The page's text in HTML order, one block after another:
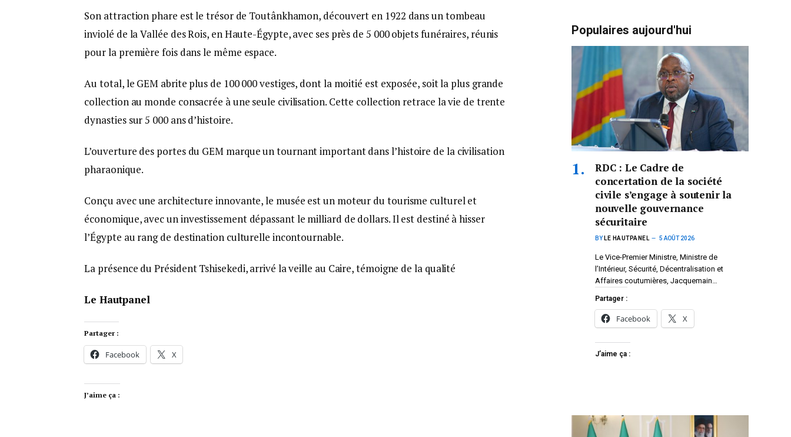
Son attraction phare est le trésor de Toutânkhamon, découvert en 1922 dans un tombeau
inviolé de la Vallée des Rois, en Haute-Égypte, avec ses près de 5 000 objets funéraires, réunis
pour la première fois dans le même espace.
Au total, le GEM abrite plus de 100 000 vestiges, dont la moitié est exposée, soit la plus grande
collection au monde consacrée à une seule civilisation. Cette collection retrace la vie de trente
dynasties sur 5 000 ans d’histoire.
L’ouverture des portes du GEM marque un tournant important dans l’histoire de la civilisation
pharaonique.
Conçu avec une architecture innovante, le musée est un moteur du tourisme culturel et
économique, avec un investissement dépassant le milliard de dollars. Il est destiné à hisser
l’Égypte au rang de destination culturelle incontournable.
La présence du Président Tshisekedi, arrivé la veille au Caire, témoigne de la qualité
Le Hautpanel
Partager :
Facebook X
J’aime ça :
Populaires aujourd'hui
RDC : Le Cadre de
concertation de la société
civile s’engage à soutenir la
nouvelle gouvernance
sécuritaire
BY LE HAUTPANEL 5 AOÛT 2026
Le Vice-Premier Ministre, Ministre de
l’Intérieur, Sécurité, Décentralisation et
Affaires coutumières, Jacquemain…
Partager :
Facebook X
J’aime ça :